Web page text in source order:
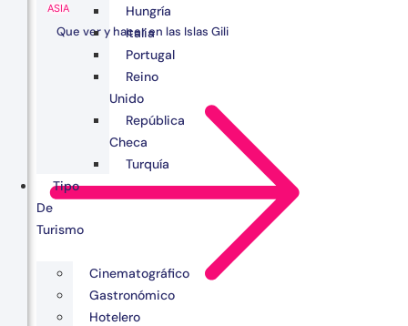
ASIA
Que ver y hacer en las Islas Gili
Hungría
Italia
Portugal
Reino
Unido
República
Checa
Turquía
Tipo
De
Turismo
Cinematográfico
Gastronómico
Hotelero